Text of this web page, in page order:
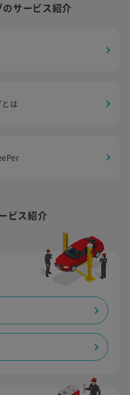
サービス紹介
は
ビス紹介